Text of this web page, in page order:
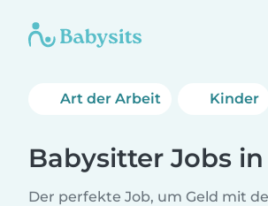
Art der Arbeit Kinder
Babysitter Jobs
Der perfekte Job, um Geld mit